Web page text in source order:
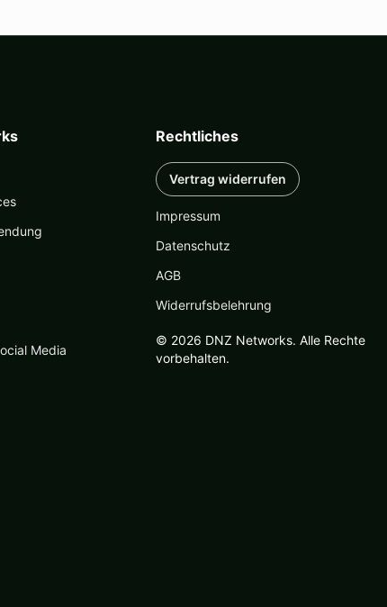
Media
Rechtliches
Vertrag widerrufen
Impressum
Datenschutz
AGB
Widerrufsbelehrung
© 2026 DNZ Networks. Alle Rechte
vorbehalten.